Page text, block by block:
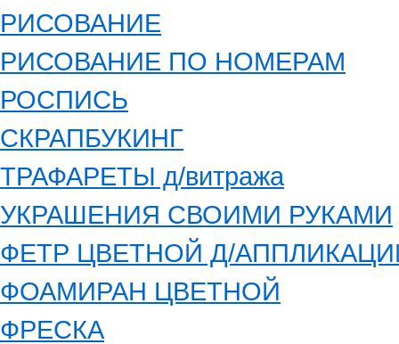
РИСОВАНИЕ
РИСОВАНИЕ ПО НОМЕРАМ
РОСПИСЬ
СКРАПБУКИНГ
ТРАФАРЕТЫ д/витража
УКРАШЕНИЯ СВОИМИ РУКАМИ
ФЕТР ЦВЕТНОЙ Д/
ФОАМИРАН ЦВЕТНОЙ
ФРЕСКА